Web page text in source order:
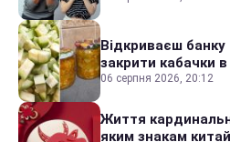
Відкриваєш
закрити кабачки в
06 серпня 2026, 20:12
Життя
яким знакам